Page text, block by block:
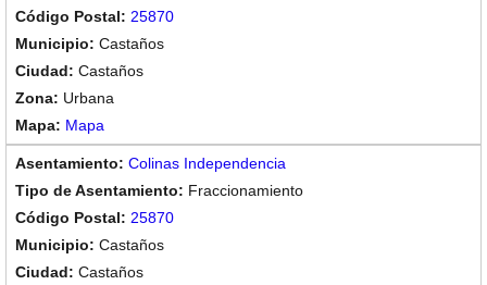
25870
Castaños
Castaños
Urbana
Mapa
Colinas Independencia
Fraccionamiento
25870
Castaños
Castaños